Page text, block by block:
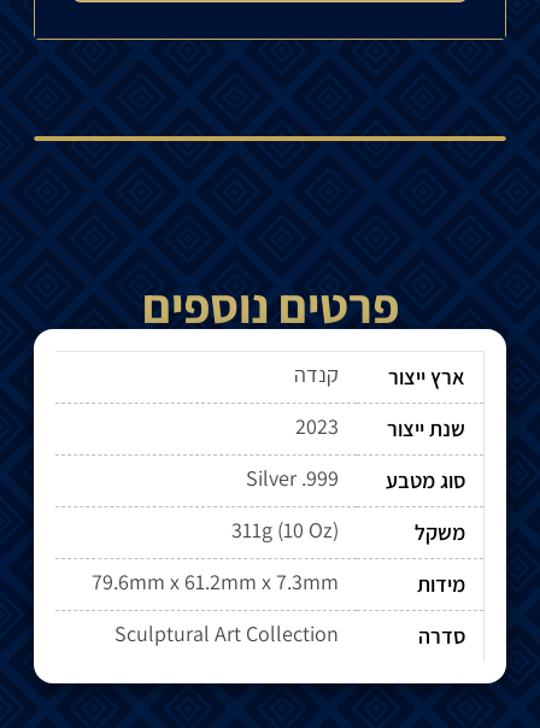
פרטים נוספים
ארץ ייצור
קנדה
שנת ייצור
2023
סוג מטבע
Silver .999
משקל
311g (10 Oz)
מידות
79.6mm x 61.2mm x 7.3mm
סדרה
Sculptural Art Collection